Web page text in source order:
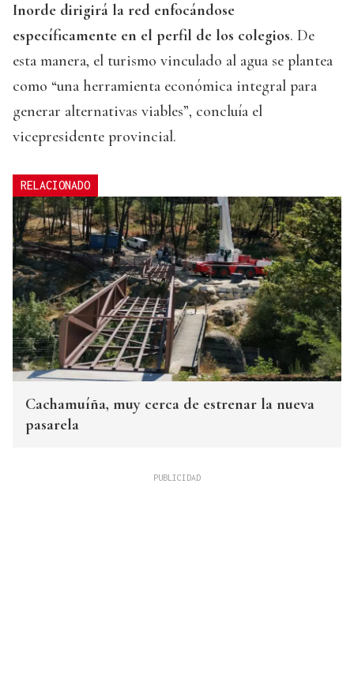
Inorde dirigirá la red enfocándose
específicamente en el perfil de los colegios. De
esta manera, el turismo vinculado al agua se plantea
como “una herramienta económica integral para
generar alternativas viables”, concluía el
vicepresidente provincial.
RELACIONADO
Cachamuíña, muy cerca de estrenar la nueva
pasarela